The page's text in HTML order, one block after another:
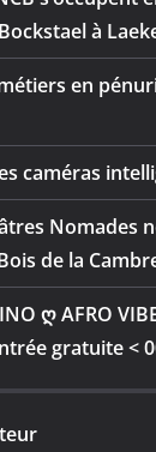
à
en
caméras
Nomades
de la
ღ AFRO
gratuite <